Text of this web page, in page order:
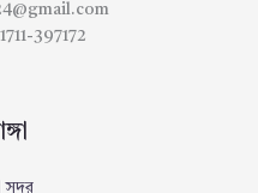
397172
সদর